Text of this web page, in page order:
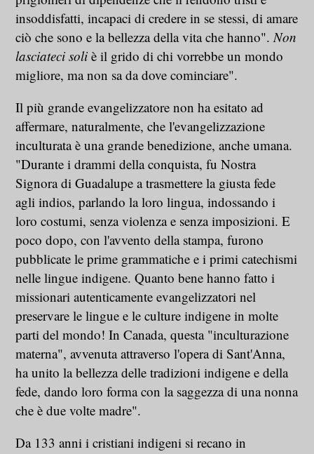
insoddisfatti, incapaci di credere in se stessi, di amare
ciò che sono e la bellezza della vita che hanno".Non
lasciateci soliè il grido di chi vorrebbe un mondo
migliore, ma non sa da dove cominciare".
Il più grande evangelizzatore non ha esitato ad
affermare, naturalmente, che l'evangelizzazione
inculturata è una grande benedizione, anche umana.
"Durante i drammi della conquista, fu Nostra
Signora di Guadalupe a trasmettere la giusta fede
agli indios, parlando la loro lingua, indossando i
loro costumi, senza violenza e senza imposizioni. E
poco dopo, con l'avvento della stampa, furono
pubblicate le prime grammatiche e i primi catechismi
nelle lingue indigene. Quanto bene hanno fatto i
missionari autenticamente evangelizzatori nel
preservare le lingue e le culture indigene in molte
parti del mondo! In Canada, questa "inculturazione
materna", avvenuta attraverso l'opera di Sant'Anna,
ha unito la bellezza delle tradizioni indigene e della
fede, dando loro forma con la saggezza di una nonna
che è due volte madre".
Da 133 anni i cristiani indigeni si recano in